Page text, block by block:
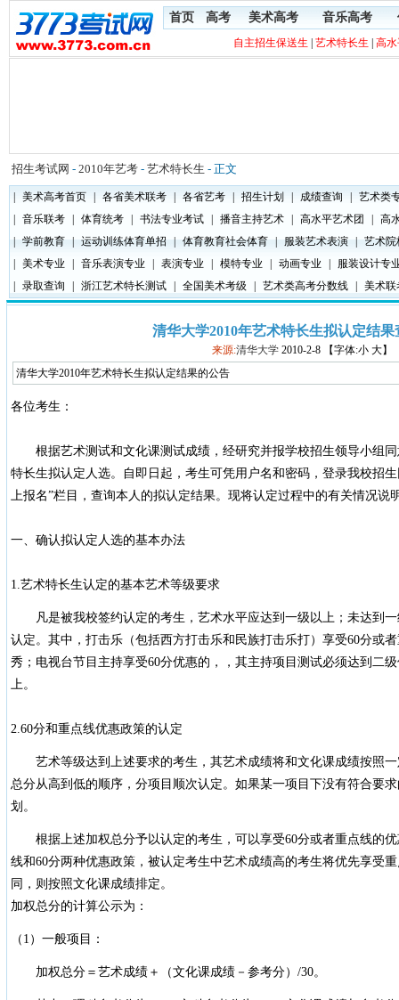
首页 高考 美术高考 音乐高考
自主招生保送生 艺术特长生 高
招生考试网 - 2010年艺考 - 艺术特长生 - 正文
美术高考首页 各省美术联考 各省艺考 招生计划 成绩查询
艺术类
音乐联考 体育统考 书法专业考试 播音主持艺术 高水平艺术团
高
学前教育 运动训练体育单招 体育教育社会体育 服装艺术表演
艺术院
美术专业 音乐表演专业 表演专业 模特专业 动画专业
服装设计专
录取查询 浙江艺术特长测试 全国美术考级 艺术类高考分数线 美术联
清华大学2010年艺术特长生拟认定结果
来源:清华大学 2010-2-8 【字体:小 大】
清华大学2010年艺术特长生拟认定结果的公告
各位考生：
根据艺术测试和文化课测试成绩，经研究并报学校招生领导小组同
特长生拟认定人选。自即日起，考生可凭用户名和密码，登录我校招
上报名”栏目，查询本人的拟认定结果。现将认定过程中的有关情况说
一、确认拟认定人选的基本办法
1.艺术特长生认定的基本艺术等级要求
凡是被我校签约认定的考生，艺术水平应达到一级以上；未达到一
认定。其中，打击乐（包括西方打击乐和民族打击乐打）享受60分或
秀；电视台节目主持享受60分优惠的，，其主持项目测试必须达到二
上。
2.60分和重点线优惠政策的认定
艺术等级达到上述要求的考生，其艺术成绩将和文化课成绩按照一
总分从高到低的顺序，分项目顺次认定。如果某一项目下没有符合要
划。
根据上述加权总分予以认定的考生，可以享受60分或者重点线的优
线和60分两种优惠政策，被认定考生中艺术成绩高的考生将优先享受
同，则按照文化课成绩排定。
加权总分的计算公示为：
（1）一般项目：
加权总分＝艺术成绩＋（文化课成绩－参考分）/30。